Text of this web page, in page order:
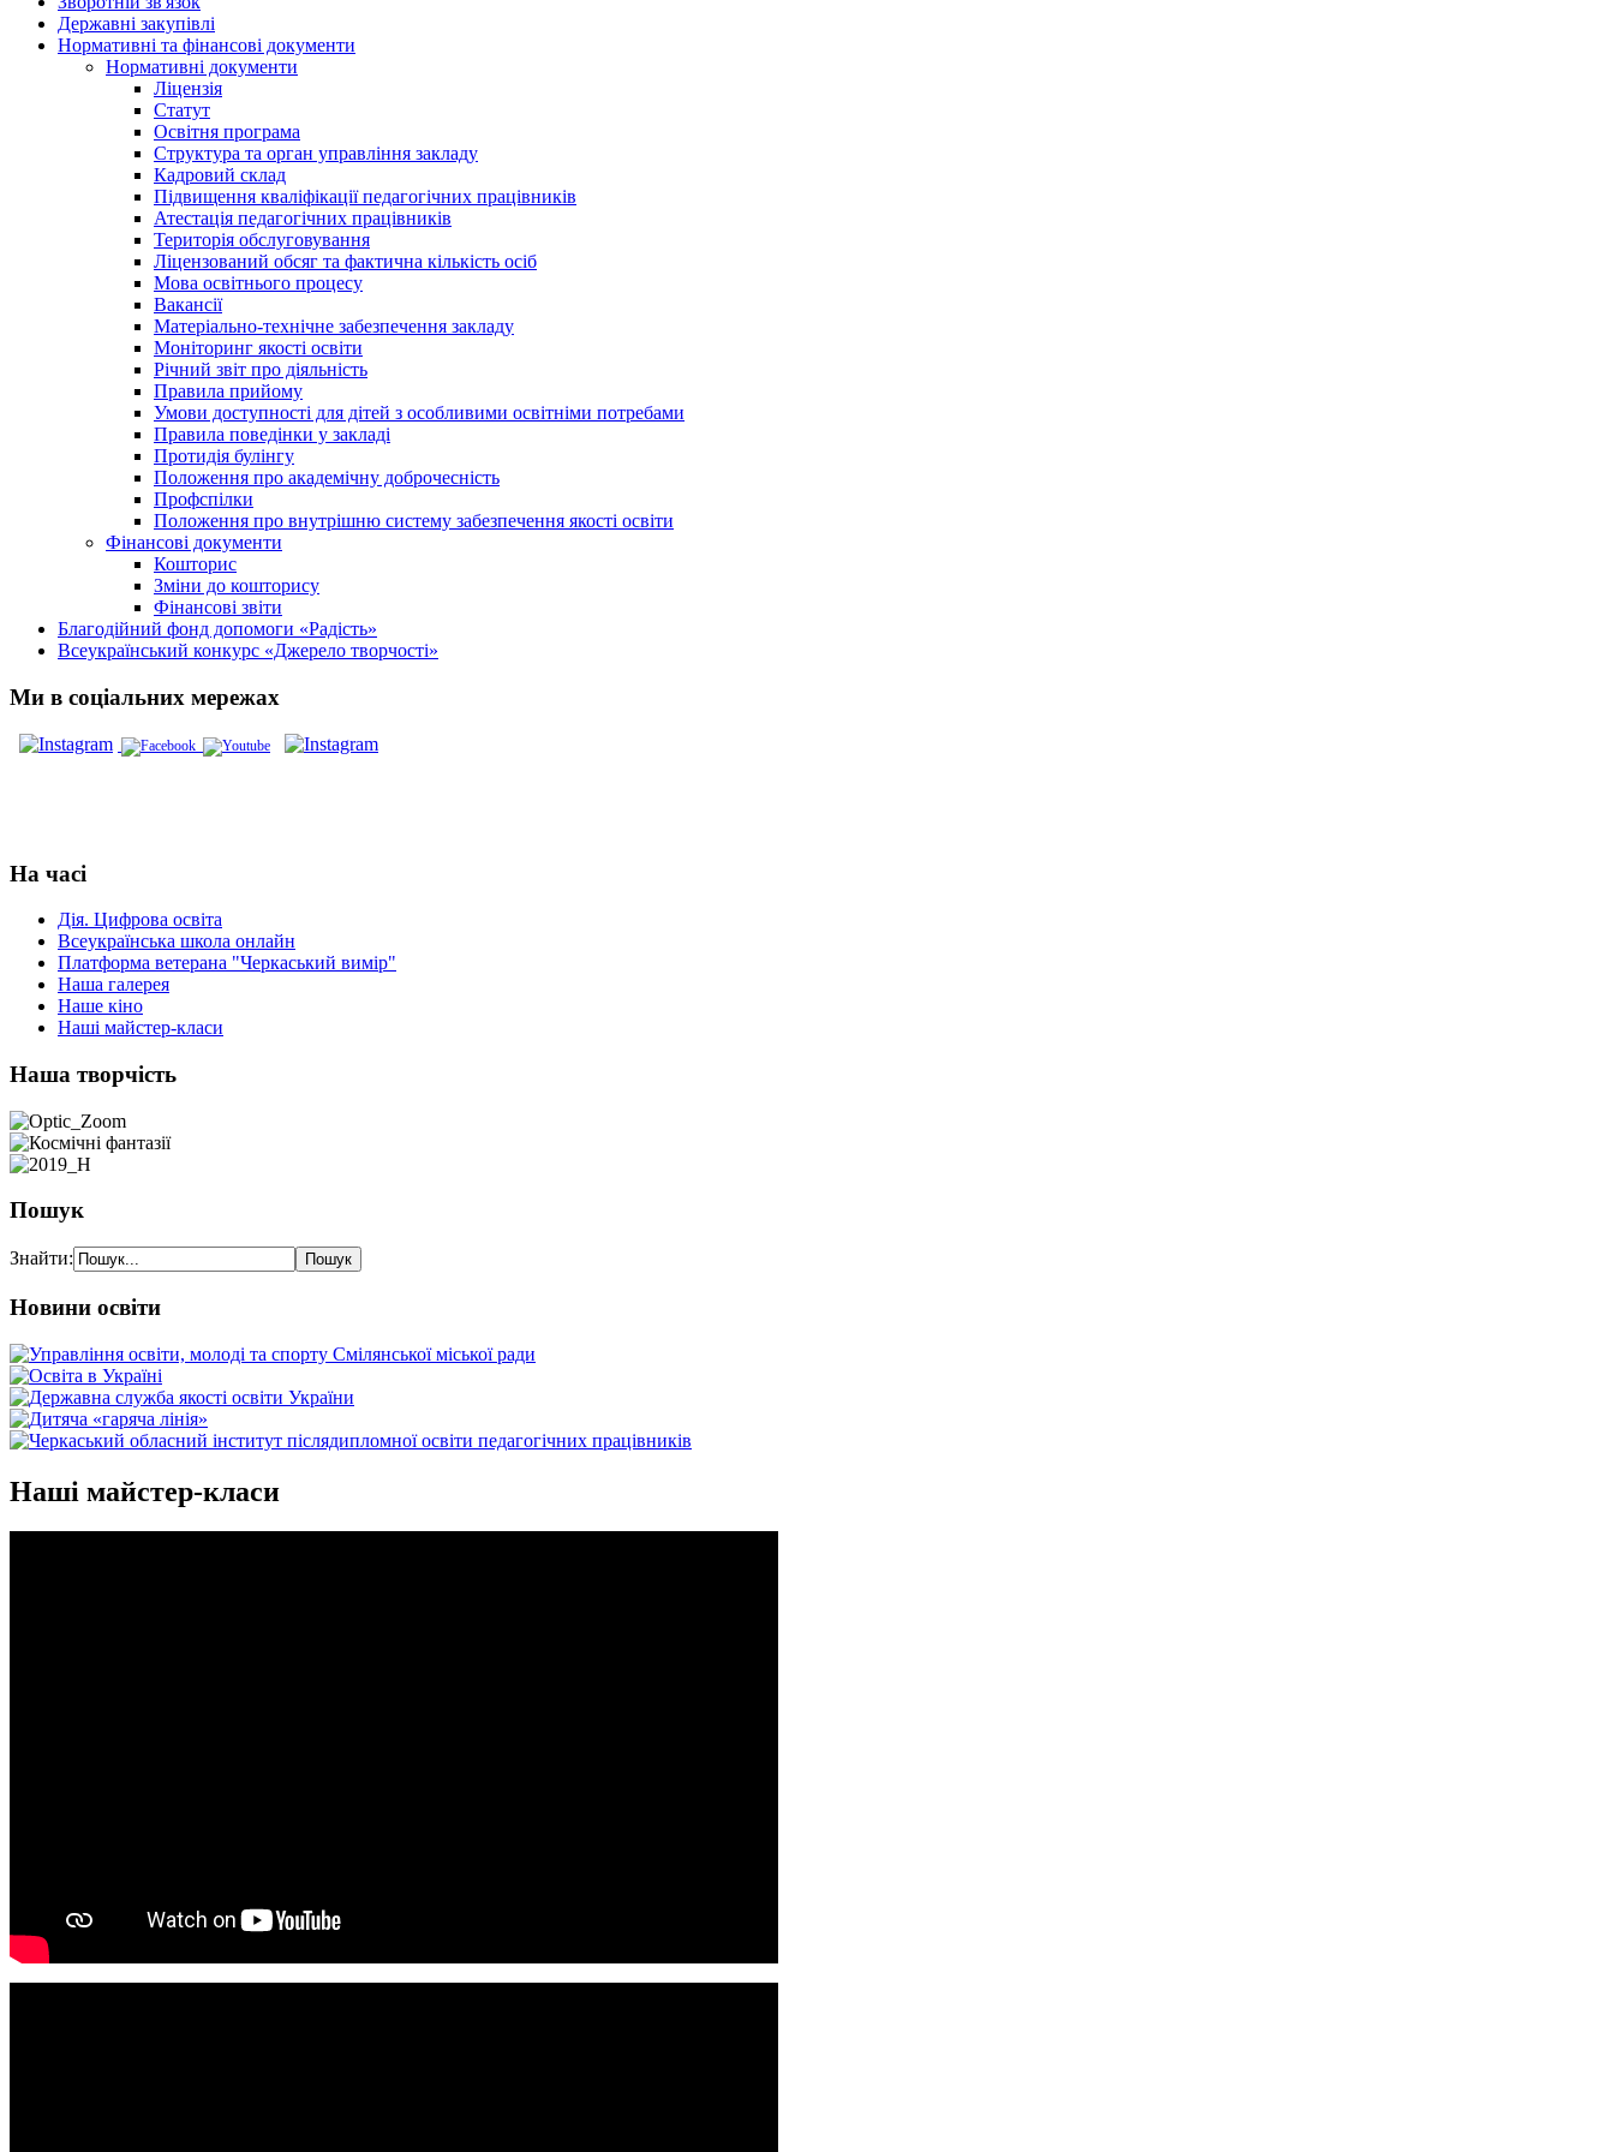
Державні закупівлі
Нормативні та фінансові документи
Нормативні документи
Ліцензія
Статут
Освітня програма
Структура та орган управління закладу
Кадровий склад
Підвищення кваліфікації педагогічних працівників
Атестація педагогічних працівників
Територія обслуговування
Ліцензований обсяг та фактична кількість осіб
Мова освітнього процесу
Вакансії
Матеріально-технічне забезпечення закладу
Моніторинг якості освіти
Річний звіт про діяльність
Правила прийому
Умови доступності для дітей з особливими освітніми потребами
Правила поведінки у закладі
Протидія булінгу
Положення про академічну доброчесність
Профспілки
Положення про внутрішню систему забезпечення якості освіти
Фінансові документи
Кошторис
Зміни до кошторису
Фінансові звіти
Благодійний фонд допомоги «Радість»
Всеукраїнський конкурс «Джерело творчості»
Ми в соціальних мережах
На часі
Дія. Цифрова освіта
Всеукраїнська школа онлайн
Платформа ветерана "Черкаський вимір"
Наша галерея
Наше кіно
Наші майстер-класи
Наша творчість
Пошук
Знайти:
Новини освіти
Наші майстер-класи